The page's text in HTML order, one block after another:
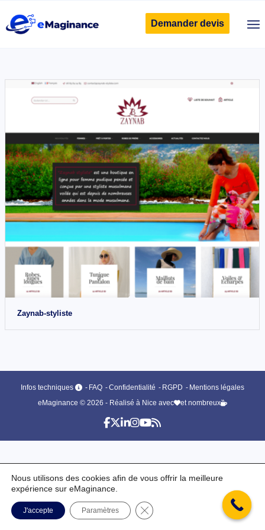
Demander devis
Zaynab-styliste
Infos techniques FAQ Confidentialité RGPD
Mentions légales
eMaginance © 2026 - Réalisé à Nice avec
et nombreux
Nous utilisons des cookies afin de vous offrir la meilleure
expérience sur eMaginance.
J'accepte Paramètres Fermer la bannière des cookies